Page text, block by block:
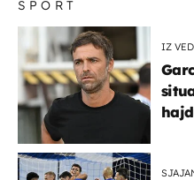
SPORT
IZ